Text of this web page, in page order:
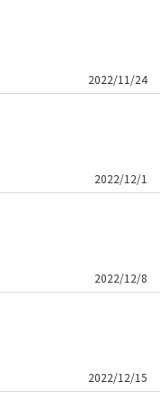
2022/11/24
2022/12/1
2022/12/8
2022/12/15